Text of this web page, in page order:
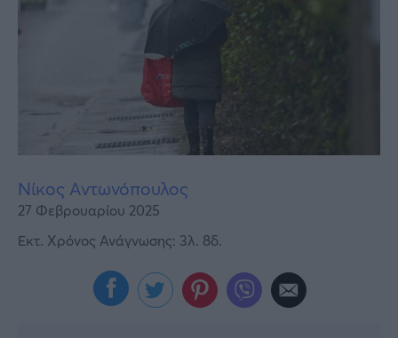
Νίκος Αντωνόπουλος
27 Φεβρουαρίου 2025
Εκτ. Χρόνος Ανάγνωσης: 3λ. 8δ.